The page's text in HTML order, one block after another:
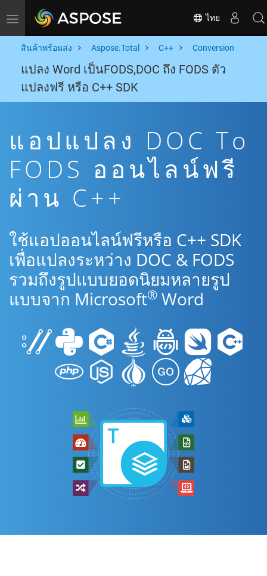
Toggle navigation ไทย
สินค้าพร้อมส่ง Aspose.Total C++ Conversion
แปลง Word เป็นFODS,DOC ถึง FODS ตัว
แปลงฟรี หรือ C++ SDK
แอปแปลง DOC To
FODS ออนไลน์ฟรี
ผ่าน C++
ใช้แอปออนไลน์ฟรีหรือ C++ SDK
เพื่อแปลงระหว่าง DOC & FODS
รวมถึงรูปแบบยอดนิยมหลายรูป
แบบจาก Microsoft® Word